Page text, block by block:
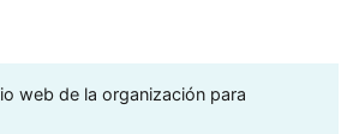
web de la organización para